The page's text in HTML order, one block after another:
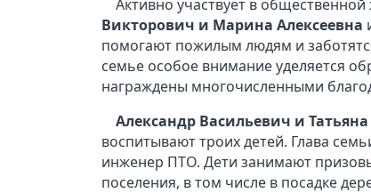
Активно участвует в
Викторович и Марина Алексеевна
помогают пожилым людям и
семье особое внимание уделяется
награждены многочисленными
Александр Васильевич и
воспитывают троих детей. Глава
инженер ПТО. Дети занимают
поселения, в том числе в посадке